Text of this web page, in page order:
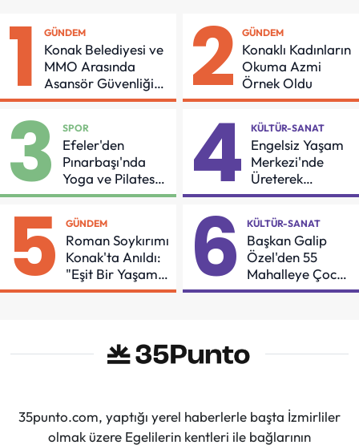
1 GÜNDEM
Konak Belediyesi ve
MMO Arasında
Asansör Güvenliği
İçin Önemli Protokol
2 GÜNDEM
Konaklı Kadınların
Okuma Azmi
Örnek Oldu
3 SPOR
Efeler'den
Pınarbaşı'nda
Yoga ve Pilates
Buluşması
4 KÜLTÜR-SANAT
Engelsiz Yaşam
Merkezi'nde
Üreterek
Güçleniyorlar
5 GÜNDEM
Roman Soykırımı
Konak'ta Anıldı:
"Eşit Bir Yaşam
İçin Mücadeleyi
6 KÜLTÜR-SANAT
Başkan Galip
Özel'den 55
Mahalleye Çocuk
Şenliği
35punto.com, yaptığı yerel haberlerle başta İzmirliler
olmak üzere Egelilerin kentleri ile bağlarının